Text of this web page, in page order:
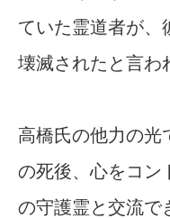
ていた霊道者が、
壊滅されたと言わ
高橋氏の他力の光
の死後、心をコン
の守護霊と交流で